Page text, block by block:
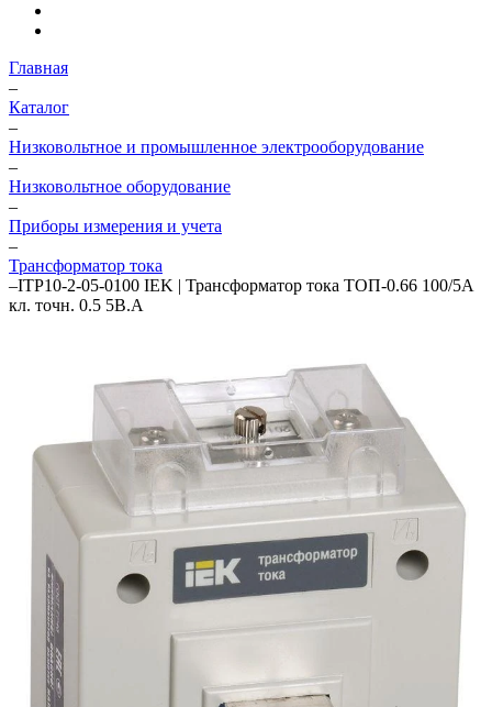
Главная
–
Каталог
–
Низковольтное и промышленное электрооборудование
–
Низковольтное оборудование
–
Приборы измерения и учета
–
Трансформатор тока
–ITP10-2-05-0100 IEK | Трансформатор тока ТОП-0.66 100/5А
кл. точн. 0.5 5В.А